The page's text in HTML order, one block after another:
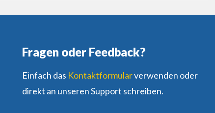
Fragen oder Feedback?
Einfach das Kontaktformularverwenden oder
direkt an unseren Support schreiben.